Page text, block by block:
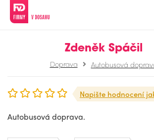
Zdeněk Spáčil
Doprava Autobusová
Napište hodnocení
Autobusová doprava.